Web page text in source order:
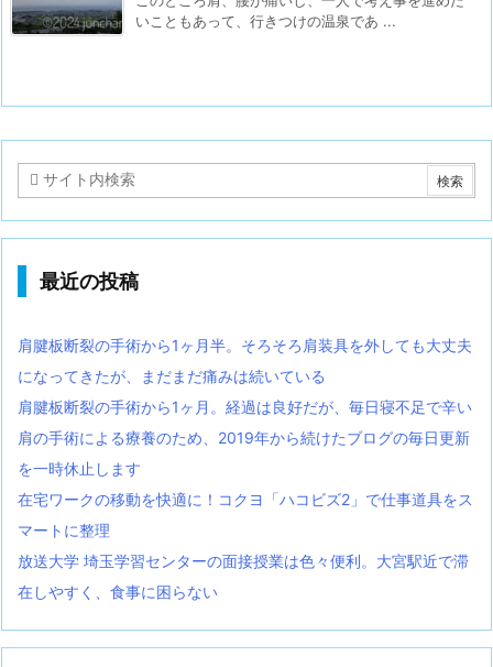
いこともあって、行きつけの温泉であ ...
最近の投稿
肩腱板断裂の手術から1ヶ月半。そろそろ肩装具を外しても大丈夫
になってきたが、まだまだ痛みは続いている
肩腱板断裂の手術から1ヶ月。経過は良好だが、毎日寝不足で辛い
肩の手術による療養のため、2019年から続けたブログの毎日更新
を一時休止します
在宅ワークの移動を快適に！コクヨ「ハコビズ2」で仕事道具をス
マートに整理
放送大学 埼玉学習センターの面接授業は色々便利。大宮駅近で滞
在しやすく、食事に困らない